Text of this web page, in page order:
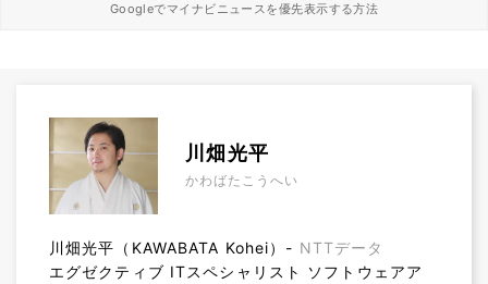
Googleでマイナビニュースを優先表示する方法
川畑光平
かわばたこうへい
川畑光平（KAWABATA Kohei）- NTTデータ
エグゼクティブ ITスペシャリスト ソフトウェアア